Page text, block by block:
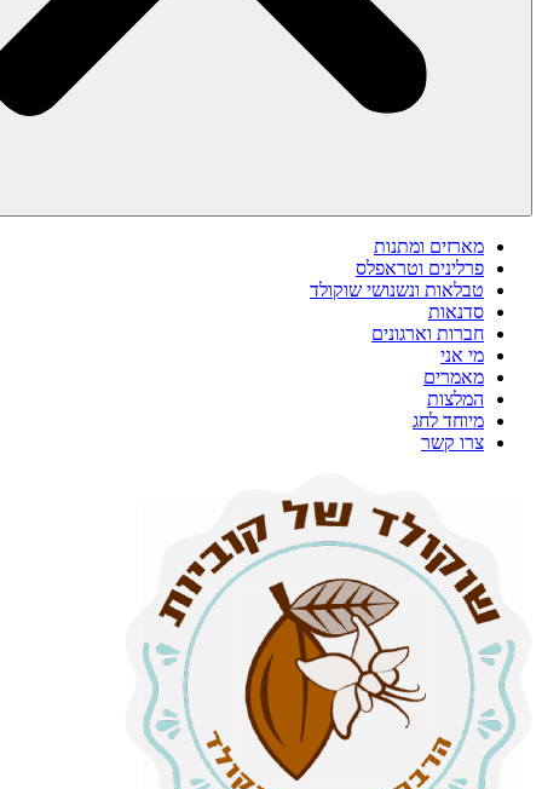
מארזים ומתנות
פרלינים וטראפלס
טבלאות ונשנושי שוקולד
סדנאות
חברות וארגונים
מי אני
מאמרים
המלצות
מיוחד לחג
צרו קשר